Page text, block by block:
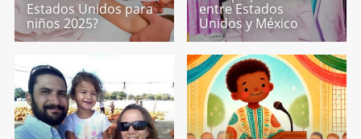
Estados Unidos para
niños 2025?
entre Estados
Unidos y México